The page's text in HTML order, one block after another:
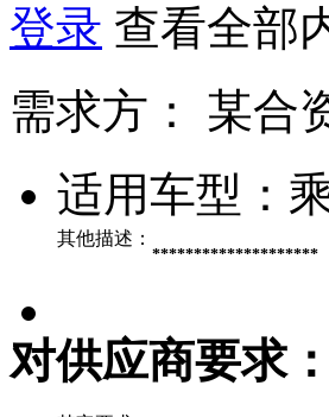
登录 查看全部
需求方：
某合
适用车型：
其他描述：
********************
对供应商要求：